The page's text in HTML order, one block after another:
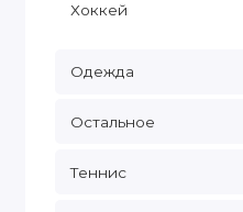
Хоккей
Одежда
Остальное
Теннис